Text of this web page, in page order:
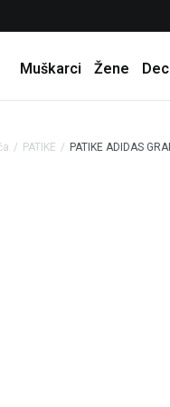
Muškarci Žene
PATIKE PATIKE ADIDAS